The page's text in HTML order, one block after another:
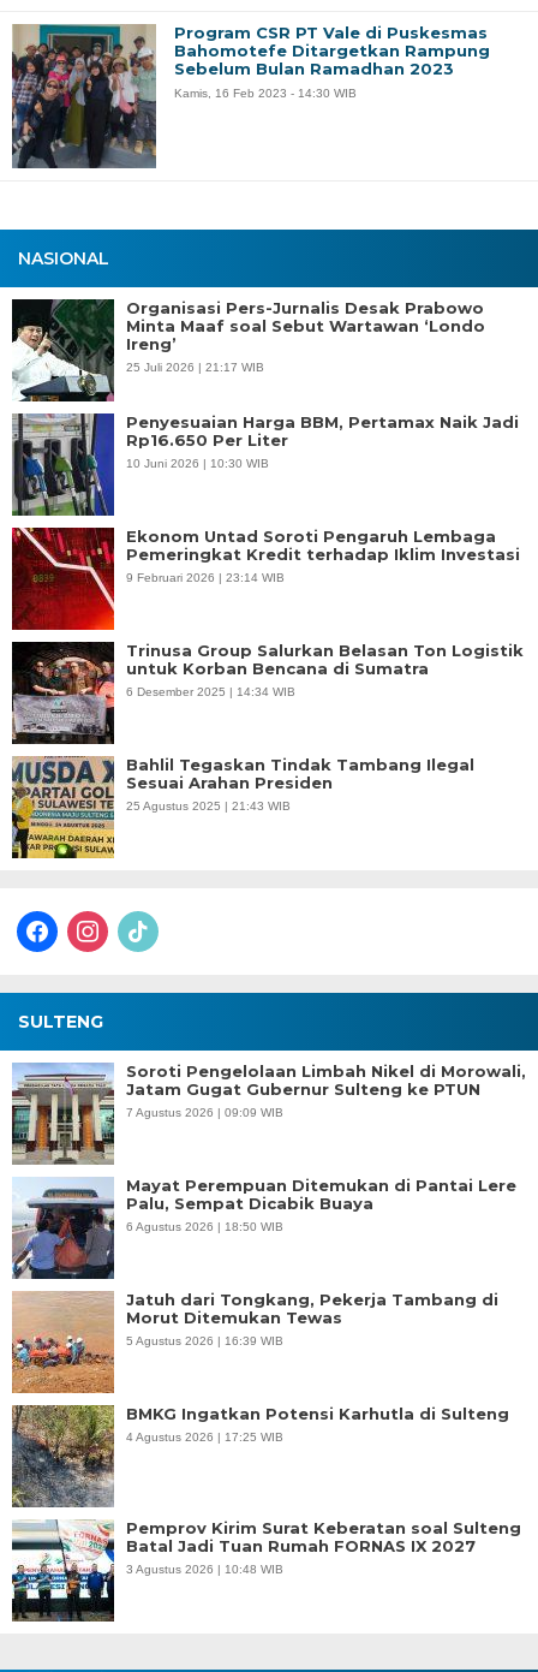
NASIONAL
Organisasi Pers-Jurnalis Desak Prabowo
Minta Maaf soal Sebut Wartawan ‘Londo
Ireng’
25 Juli 2026 | 21:17 WIB
Penyesuaian Harga BBM, Pertamax Naik Jadi
Rp16.650 Per Liter
10 Juni 2026 | 10:30 WIB
Ekonom Untad Soroti Pengaruh Lembaga
Pemeringkat Kredit terhadap Iklim Investasi
9 Februari 2026 | 23:14 WIB
Trinusa Group Salurkan Belasan Ton Logistik
untuk Korban Bencana di Sumatra
6 Desember 2025 | 14:34 WIB
Bahlil Tegaskan Tindak Tambang Ilegal
Sesuai Arahan Presiden
25 Agustus 2025 | 21:43 WIB
facebookinstagram
tiktok
Program CSR PT Vale di Puskesmas
Bahomotefe Ditargetkan Rampung
Sebelum Bulan Ramadhan 2023
Kamis, 16 Feb 2023 - 14:30 WIB
SULTENG
Soroti Pengelolaan Limbah Nikel di Morowali,
Jatam Gugat Gubernur Sulteng ke PTUN
7 Agustus 2026 | 09:09 WIB
Mayat Perempuan Ditemukan di Pantai Lere
Palu, Sempat Dicabik Buaya
6 Agustus 2026 | 18:50 WIB
Jatuh dari Tongkang, Pekerja Tambang di
Morut Ditemukan Tewas
5 Agustus 2026 | 16:39 WIB
BMKG Ingatkan Potensi Karhutla di Sulteng
4 Agustus 2026 | 17:25 WIB
Pemprov Kirim Surat Keberatan soal Sulteng
Batal Jadi Tuan Rumah FORNAS IX 2027
3 Agustus 2026 | 10:48 WIB